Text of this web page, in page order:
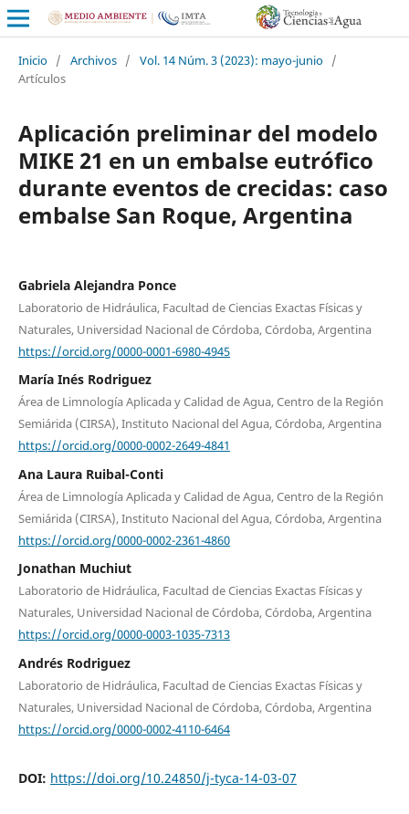
Inicio / Archivos / Vol. 14 Núm. 3 (2023): mayo-junio /
Artículos
Aplicación preliminar del modelo
MIKE 21 en un embalse eutrófico
durante eventos de crecidas: caso
embalse San Roque, Argentina
Gabriela Alejandra Ponce
Laboratorio de Hidráulica, Facultad de Ciencias Exactas Físicas y
Naturales, Universidad Nacional de Córdoba, Córdoba, Argentina
https://orcid.org/0000-0001-6980-4945
María Inés Rodriguez
Área de Limnología Aplicada y Calidad de Agua, Centro de la Región
Semiárida (CIRSA), Instituto Nacional del Agua, Córdoba, Argentina
https://orcid.org/0000-0002-2649-4841
Ana Laura Ruibal-Conti
Área de Limnología Aplicada y Calidad de Agua, Centro de la Región
Semiárida (CIRSA), Instituto Nacional del Agua, Córdoba, Argentina
https://orcid.org/0000-0002-2361-4860
Jonathan Muchiut
Laboratorio de Hidráulica, Facultad de Ciencias Exactas Físicas y
Naturales, Universidad Nacional de Córdoba, Córdoba, Argentina
https://orcid.org/0000-0003-1035-7313
Andrés Rodriguez
Laboratorio de Hidráulica, Facultad de Ciencias Exactas Físicas y
Naturales, Universidad Nacional de Córdoba, Córdoba, Argentina
https://orcid.org/0000-0002-4110-6464
DOI: https://doi.org/10.24850/j-tyca-14-03-07